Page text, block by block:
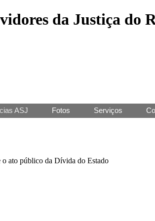
da Justiça do
ASJ Fotos Serviços
o ato público da Dívida do Estado